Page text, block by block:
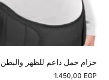
حزام حمل داعم للظهر والبطن
1.450,00EGP